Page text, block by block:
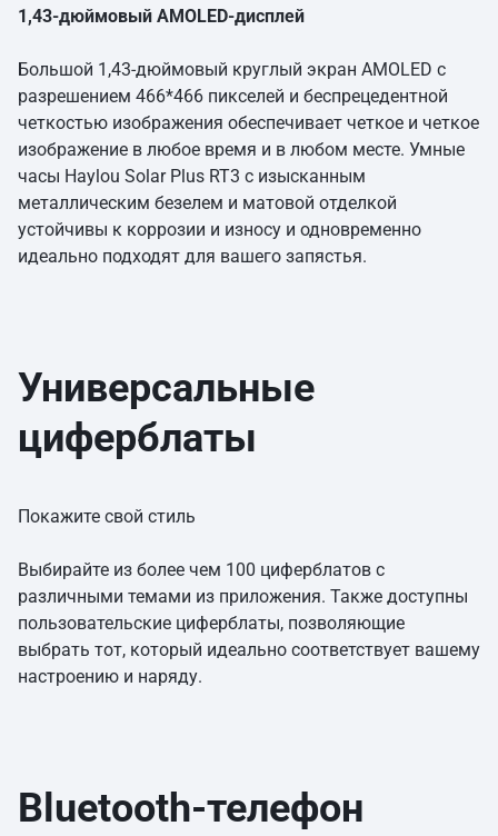
1,43-дюймовый AMOLED-дисплей
Большой 1,43-дюймовый круглый экран AMOLED с
разрешением 466*466 пикселей и беспрецедентной
четкостью изображения обеспечивает четкое и четкое
изображение в любое время и в любом месте. Умные
часы Haylou Solar Plus RT3 с изысканным
металлическим безелем и матовой отделкой
устойчивы к коррозии и износу и одновременно
идеально подходят для вашего запястья.
Универсальные
циферблаты
Покажите свой стиль
Выбирайте из более чем 100 циферблатов с
различными темами из приложения. Также доступны
пользовательские циферблаты, позволяющие
выбрать тот, который идеально соответствует вашему
настроению и наряду.
Bluetooth-телефон